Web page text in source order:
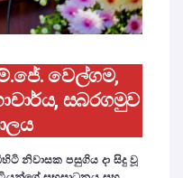
වෙල්ගම,
සබරගමුව
නිවාසක පසුගිය දා සිදු වූ